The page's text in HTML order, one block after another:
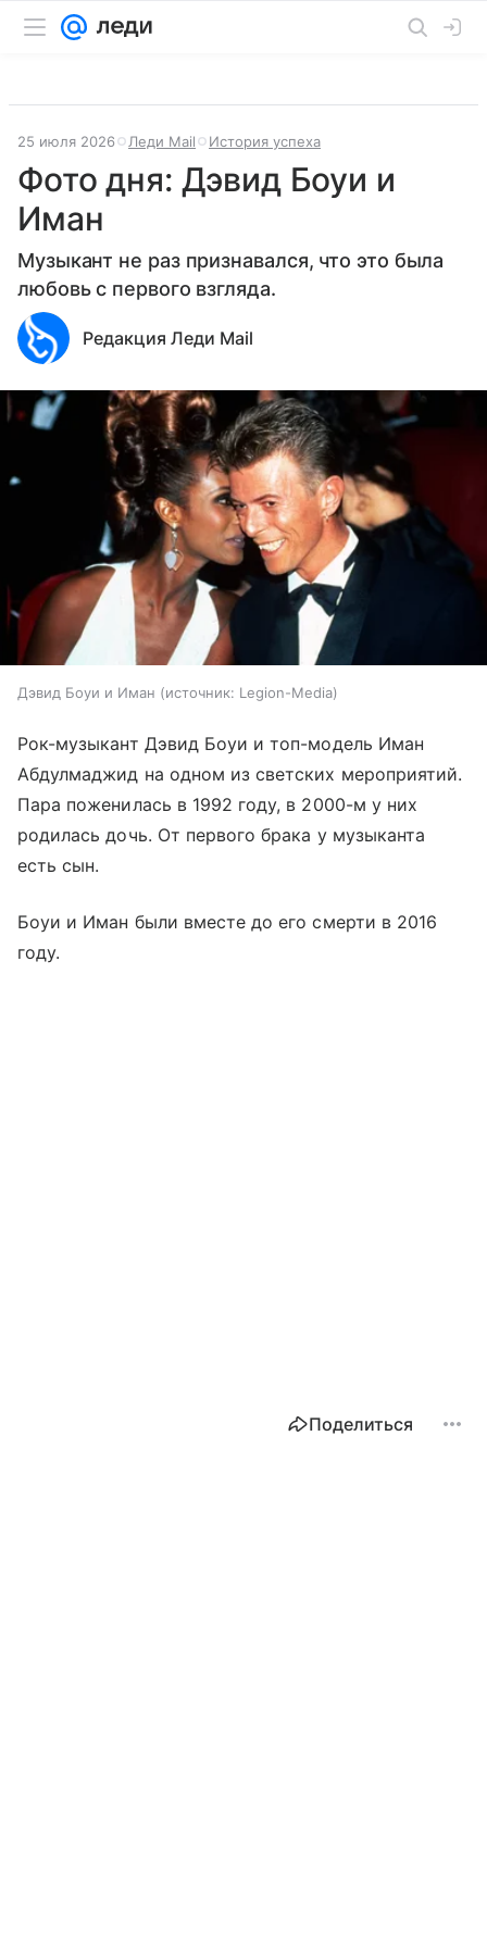
25 июля 2026 Леди Mail История успеха
Фото дня: Дэвид Боуи и
Иман
Музыкант не раз признавался, что это была
любовь с первого взгляда.
Редакция Леди Mail
Дэвид Боуи и Иман источник: Legion-Media
Рок-музыкант Дэвид Боуи и топ-модель Иман
Абдулмаджид на одном из светских мероприятий.
Пара поженилась в 1992 году, в 2000-м у них
родилась дочь. От первого брака у музыканта
есть сын.
Боуи и Иман были вместе до его смерти в 2016
году.
Поделиться